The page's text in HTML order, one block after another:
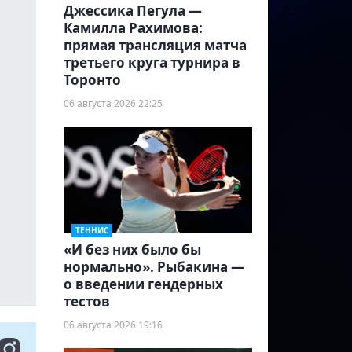
Джессика Пегула —
Камилла Рахимова:
прямая трансляция матча
третьего круга турнира в
Торонто
06 августа 2026 22:25
ТЕННИС
«И без них было бы
нормально». Рыбакина —
о введении гендерных
тестов
06 августа 2026 19:16